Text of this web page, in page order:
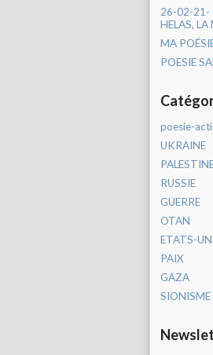
26-02-21-
HELAS,
MA
POESIE
poesie-
UKRAINE
RUSSIE
GUERRE
OTAN
ETATS-
PAIX
GAZA
SIONISME